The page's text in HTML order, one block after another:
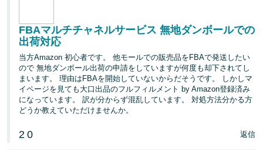
FBAマルチチャネルサービス 無地ダンボールでの
出荷対応
当方Amazon 初心者です。 他モールでの販売品をFBAで発送したい
ので 無地ダンボール出荷の申請をしていますが何度も却下されてし
まいます。 理由はFBAを開始していないからだそうです。 しかしマ
イページを見ても大口出品のフルフィルメント by Amazon登録済み
になっています。 訳が分からず混乱しています。 対処方法分かる方
どうか教えていただけませんか。
2 0 返信